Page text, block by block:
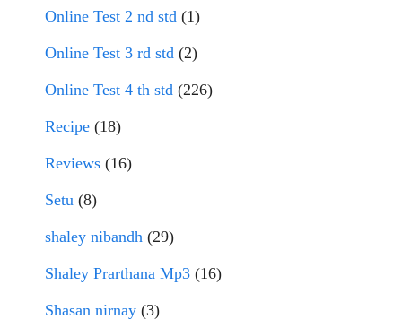
Online Test 2 nd std (1)
Online Test 3 rd std (2)
Online Test 4 th std (226)
Recipe (18)
Reviews (16)
Setu (8)
shaley nibandh (29)
Shaley Prarthana Mp3 (16)
Shasan nirnay (3)